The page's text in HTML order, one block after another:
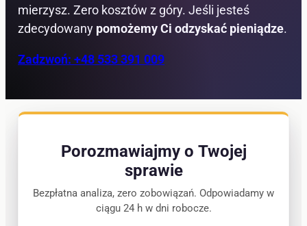
mierzysz. Zero kosztów z góry. Jeśli jesteś
zdecydowany pomożemy Ci odzyskać pieniądze.
Zadzwoń: +48 533 391 009
Porozmawiajmy o Twojej
sprawie
Bezpłatna analiza, zero zobowiązań. Odpowiadamy w
ciągu 24 h w dni robocze.